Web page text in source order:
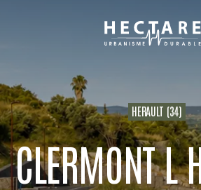
Hectare
urbanisme
durable
HERAULT (34)
CLERMONT L